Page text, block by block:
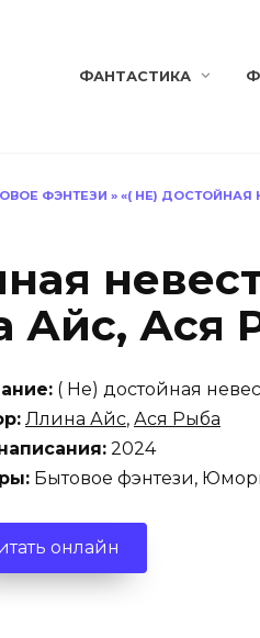
ФАНТАСТИКА
ФЭНТЕЗИ » «( НЕ) ДОСТОЙНАЯ
Айс, Ася
( Не) достойная
Ллина Айс, Ася Рыба
2024
Бытовое фэнтези,
онлайн